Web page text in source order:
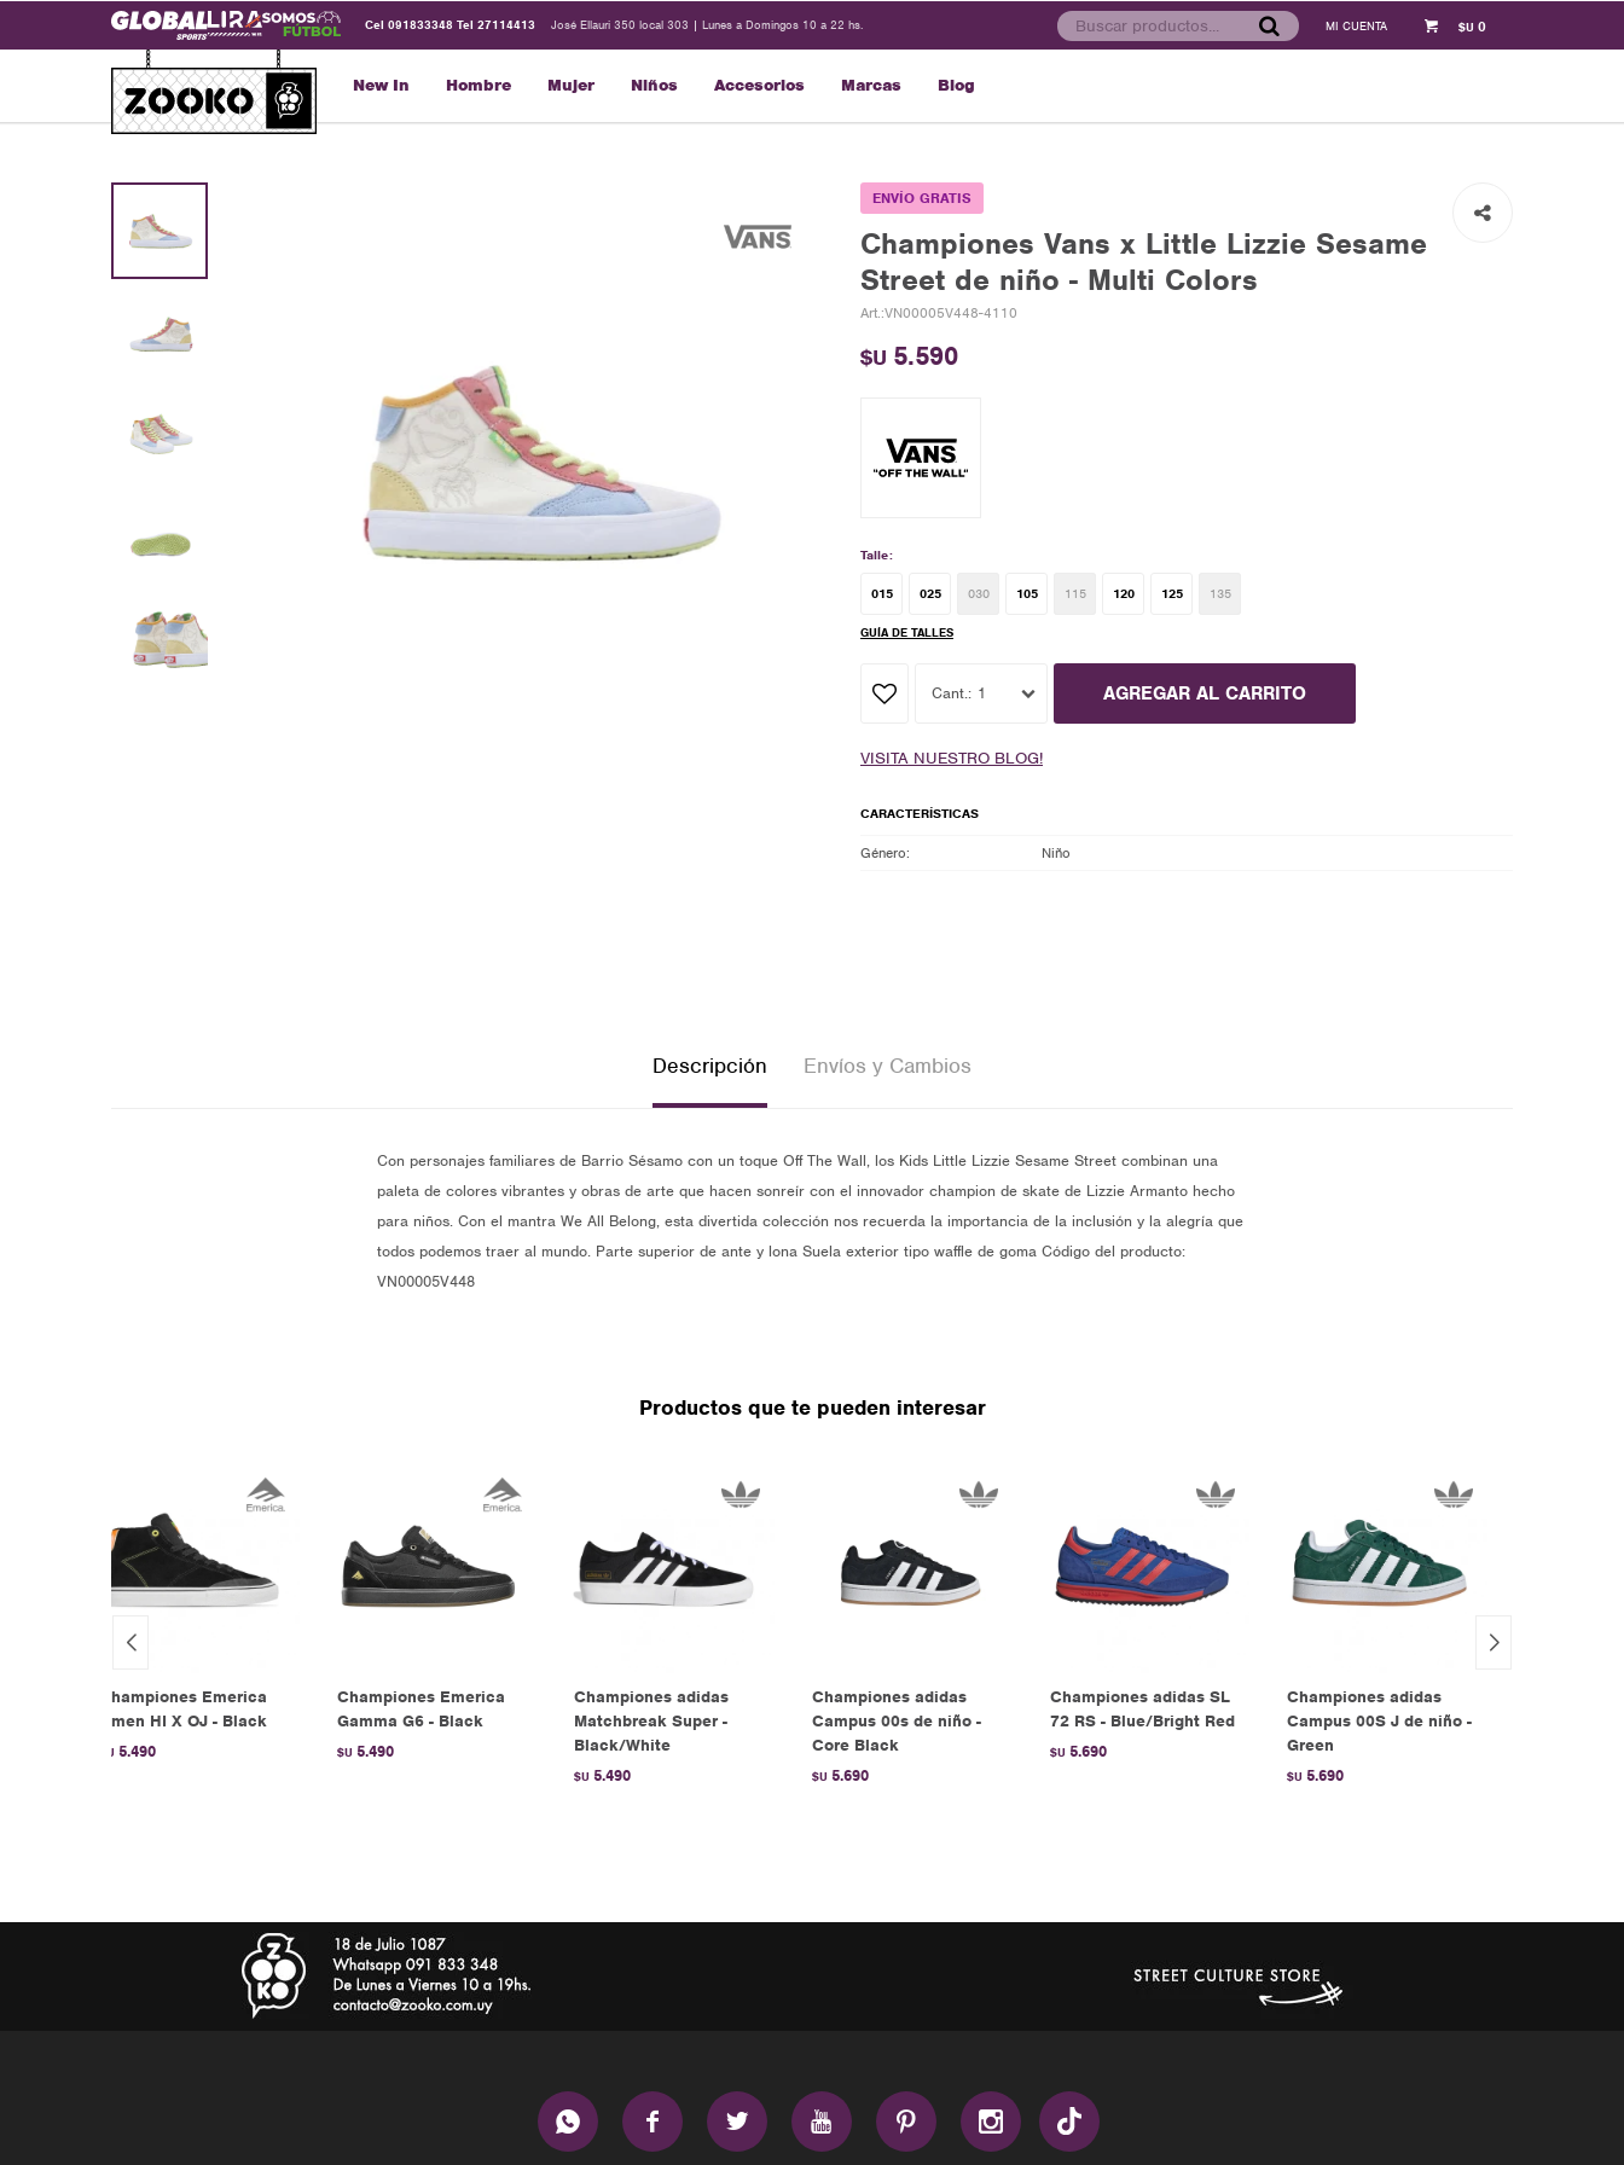
New In Hombre Mujer Niños Accesorios Marcas Blog
$U 0
Cel 091833348 Tel 27114413 José Ellauri 350 local 303 | Lunes a Domingos 10 a 22 hs.
ENVÍO GRATIS
Championes Vans x Little Lizzie Sesame
Street de niño - Multi Colors
VN00005V448-4110
$U 5.590
Talle:
015 025 030 105 115 120 125 135
GUÍA DE TALLES
1 AGREGAR AL CARRITO
VISITA NUESTRO BLOG!
CARACTERÍSTICAS
Género Niño
Descripción Envíos y Cambios
Con personajes familiares de Barrio Sésamo con un toque Off The Wall, los Kids Little Lizzie Sesame Street combinan una
paleta de colores vibrantes y obras de arte que hacen sonreír con el innovador champion de skate de Lizzie Armanto hecho
para niños. Con el mantra We All Belong, esta divertida colección nos recuerda la importancia de la inclusión y la alegría que
todos podemos traer al mundo. Parte superior de ante y lona Suela exterior tipo waffle de goma Código del producto:
VN00005V448
Productos que te pueden interesar
Championes Emerica
Omen HI X OJ - Black
$U 5.490
Championes Emerica
Gamma G6 - Black
$U 5.490
Championes adidas
Matchbreak Super -
Black/White
$U 5.490
Championes adidas
Campus 00s de niño -
Core Black
$U 5.690
Championes adidas SL
72 RS - Blue/Bright Red
$U 5.690
Championes adidas
Campus 00S J de niño -
Green
$U 5.690
     